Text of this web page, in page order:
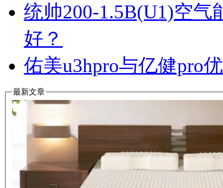
统帅200-1.5B(U1)空
好？
佑美u3hpro与亿健pro
最新文章